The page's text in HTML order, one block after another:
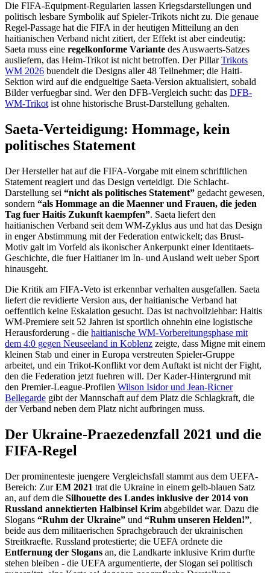
Die FIFA-Equipment-Regularien lassen Kriegsdarstellungen und
politisch lesbare Symbolik auf Spieler-Trikots nicht zu. Die genaue
Regel-Passage hat die FIFA in der heutigen Mitteilung an den
haitianischen Verband nicht zitiert, der Effekt ist aber eindeutig:
Saeta muss eine regelkonforme Variante des Auswaerts-Satzes
ausliefern, das Heim-Trikot ist nicht betroffen. Der PillarTrikots
WM 2026 buendelt die Designs aller 48 Teilnehmer; die Haiti-
Sektion wird auf die endgueltige Saeta-Version aktualisiert, sobald
Bilder verfuegbar sind. Wer den DFB-Vergleich sucht: das DFB-
WM-Trikot ist ohne historische Brust-Darstellung gehalten.
Saeta-Verteidigung: Hommage, kein
politisches Statement
Der Hersteller hat auf die FIFA-Vorgabe mit einem schriftlichen
Statement reagiert und das Design verteidigt. Die Schlacht-
Darstellung sei “nicht als politisches Statement” gedacht gewesen,
sondern “als Hommage an die Maenner und Frauen, die jeden
Tag fuer Haitis Zukunft kaempfen”. Saeta liefert den
haitianischen Verband seit dem WM-Zyklus aus und hat das Design
in enger Abstimmung mit der Federation entwickelt; das Brust-
Motiv galt im Vorfeld als ikonischer Ankerpunkt einer Identitaets-
Geschichte, die fuer Haitianer im In- und Ausland weit ueber Sport
hinausgeht.
Die Kritik am FIFA-Veto ist erkennbar verhalten ausgefallen. Saeta
liefert die revidierte Version aus, der haitianische Verband hat
oeffentlich keine Eskalation gesucht. Das ist nachvollziehbar: Haitis
WM-Premiere seit 52 Jahren ist sportlich ohnehin eine logistische
Herausforderung - die haitianische WM-Vorbereitungsphase mit
dem 4:0 gegen Neuseeland in Koblenz zeigte, dass Migne mit einem
kleinen Stab und einer in Europa verstreuten Spieler-Gruppe
arbeitet, und ein Trikot-Konflikt vor dem Auftakt ist nicht der Fight,
den die Federation jetzt fuehren will. Der Kader-Hintergrund mit
den Premier-League-Profilen Wilson Isidor und Jean-Ricner
Bellegarde gibt der Mannschaft auf dem Platz die Schlagkraft, die
der Verband neben dem Platz nicht aufbringen muss.
Der Ukraine-Praezedenzfall 2021 und die
FIFA-Regel
Der prominenteste juengere Vergleichsfall stammt aus dem UEFA-
Bereich: ZurEM 2021 trat die Ukraine in einem gelb-blauen Satz
an, auf dem die Silhouette des Landes inklusive der 2014 von
Russland annektierten Halbinsel Krim abgebildet war. Dazu die
Slogans “Ruhm der Ukraine” und “Ruhm unseren Helden!”,
beide aus dem militaerischen Sprachgebrauch der ukrainischen
Streitkraefte. Russland protestierte; die UEFA ordnete die
Entfernung der Slogans an, die Landkarte inklusive Krim durfte
stehen bleiben - die UEFA argumentierte, der Slogan sei politisch